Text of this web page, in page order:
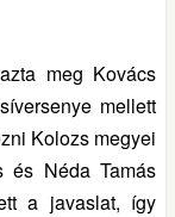
meg Kovács
mellett
Kolozs megyei
és Néda Tamás
a javaslat, így